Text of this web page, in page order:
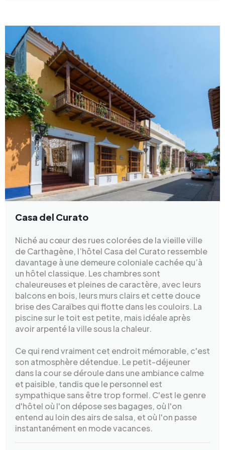
Casa del Curato
Niché au cœur des rues colorées de la vieille ville
de Carthagène, l’hôtel Casa del Curato ressemble
davantage à une demeure coloniale cachée qu’à
un hôtel classique. Les chambres sont
chaleureuses et pleines de caractère, avec leurs
balcons en bois, leurs murs clairs et cette douce
brise des Caraïbes qui flotte dans les couloirs. La
piscine sur le toit est petite, mais idéale après
avoir arpenté la ville sous la chaleur.
Ce qui rend vraiment cet endroit mémorable, c'est
son atmosphère détendue. Le petit-déjeuner
dans la cour se déroule dans une ambiance calme
et paisible, tandis que le personnel est
sympathique sans être trop formel. C'est le genre
d'hôtel où l'on dépose ses bagages, où l'on
entend au loin des airs de salsa, et où l'on passe
instantanément en mode vacances.